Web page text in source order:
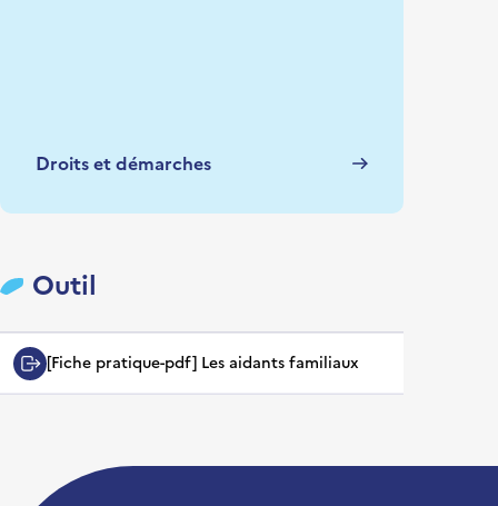
Droits et démarches
Outil
[Fiche pratique-pdf] Les aidants familiaux